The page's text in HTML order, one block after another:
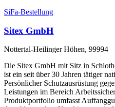
SiFa-Bestellung
Sitex GmbH
Nottertal-Heilinger Höhen, 99994
Die Sitex GmbH mit Sitz in
ist ein seit über 30 Jahren tätiger
Persönlicher Schutzausrüstung
Leistungen im Bereich
Produktportfolio umfasst